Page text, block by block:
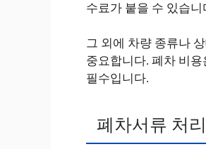
수료가 붙을 수 있습니
그 외에 차량 종류나
중요합니다. 폐차 비
필수입니다.
폐차서류 처